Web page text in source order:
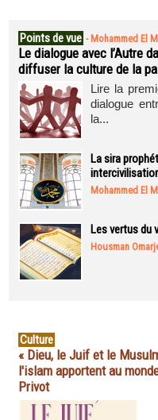
Points de vue - Mohammed El
Le dialogue avec l’Autre
diffuser la culture de la
Lire la
dialogue
la...
La sira
Mohammed El
Les vertus du
Housman
Culture
« Dieu, le Juif et le
l'islam apportent au
Privot